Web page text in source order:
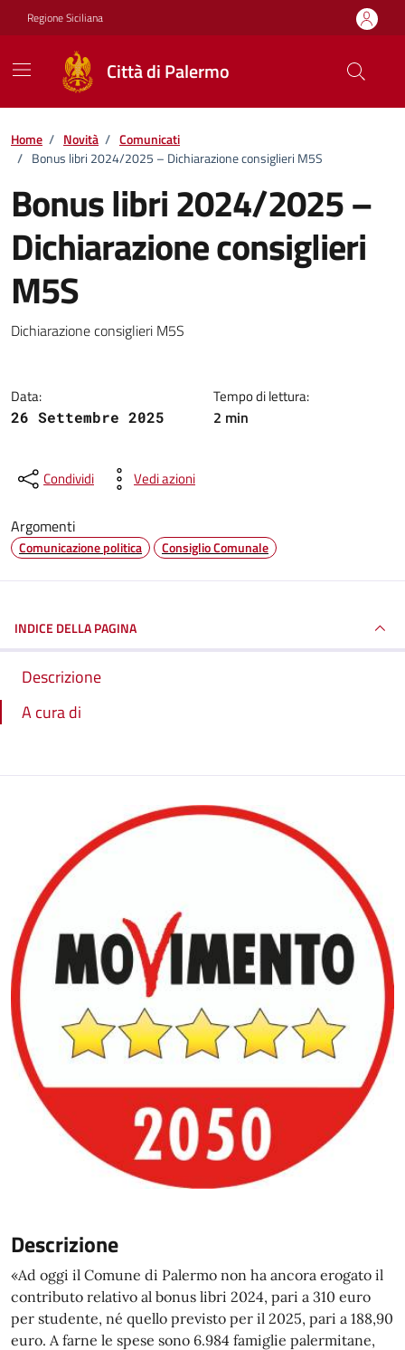
Vai ai contenuti
Vai al footer
Regione Siciliana
Città di Palermo
Home / Novità / Comunicati
/ Bonus libri 2024/2025 – Dichiarazione consiglieri M5S
Bonus libri 2024/2025 –
Dichiarazione consiglieri
M5S
Dettagli della notizia
Dichiarazione consiglieri M5S
Data:
26 Settembre 2025
Tempo di lettura:
2 min
Condividi Vedi azioni
Argomenti
Comunicazione politica Consiglio Comunale
INDICE DELLA PAGINA
Descrizione
A cura di
Descrizione
«Ad oggi il Comune di Palermo non ha ancora erogato il
contributo relativo al bonus libri 2024, pari a 310 euro
per studente, né quello previsto per il 2025, pari a 188,90
euro. A farne le spese sono 6.984 famiglie palermitane,